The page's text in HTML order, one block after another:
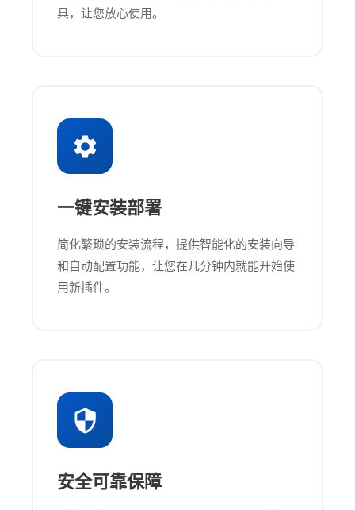
具，让您放心使用。
一键安装部署
简化繁琐的安装流程，提供智能化的安装向导
和自动配置功能，让您在几分钟内就能开始使
用新插件。
安全可靠保障